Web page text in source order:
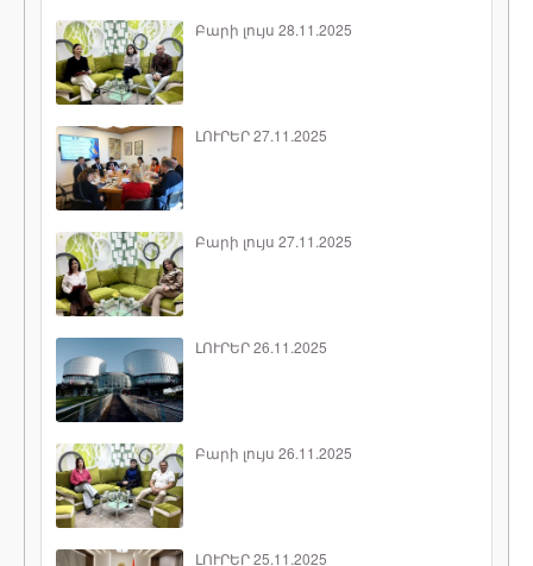
Բարի լույս 28.11.2025
ԼՈՒՐԵՐ 27.11.2025
Բարի լույս 27.11.2025
ԼՈՒՐԵՐ 26.11.2025
Բարի լույս 26.11.2025
ԼՈՒՐԵՐ 25.11.2025